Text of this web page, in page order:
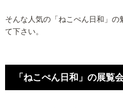
そんな人気の「ねこぺん日和」の
て下さい。
「ねこぺん日和」の展覧